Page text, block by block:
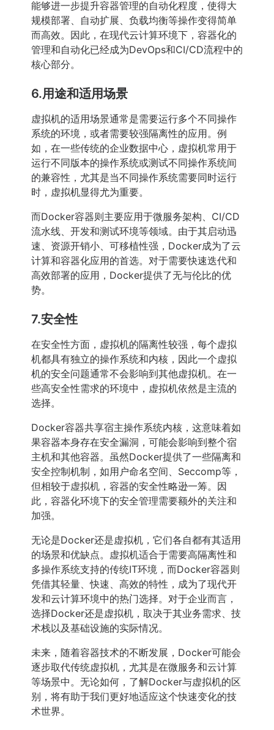
能够进一步提升容器管理的自动化程度，使得大
规模部署、自动扩展、负载均衡等操作变得简单
而高效。因此，在现代云计算环境下，容器化的
管理和自动化已经成为DevOps和CI/CD流程中的
核心部分。
6.用途和适用场景
虚拟机的适用场景通常是需要运行多个不同操作
系统的环境，或者需要较强隔离性的应用。例
如，在一些传统的企业数据中心，虚拟机常用于
运行不同版本的操作系统或测试不同操作系统间
的兼容性，尤其是当不同操作系统需要同时运行
时，虚拟机显得尤为重要。
而Docker容器则主要应用于微服务架构、CI/CD
流水线、开发和测试环境等领域。由于其启动迅
速、资源开销小、可移植性强，Docker成为了云
计算和容器化应用的首选。对于需要快速迭代和
高效部署的应用，Docker提供了无与伦比的优
势。
7.安全性
在安全性方面，虚拟机的隔离性较强，每个虚拟
机都具有独立的操作系统和内核，因此一个虚拟
机的安全问题通常不会影响到其他虚拟机。在一
些高安全性需求的环境中，虚拟机依然是主流的
选择。
Docker容器共享宿主操作系统内核，这意味着如
果容器本身存在安全漏洞，可能会影响到整个宿
主机和其他容器。虽然Docker提供了一些隔离和
安全控制机制，如用户命名空间、Seccomp等，
但相较于虚拟机，容器的安全性略逊一筹。因
此，容器化环境下的安全管理需要额外的关注和
加强。
无论是Docker还是虚拟机，它们各自都有其适用
的场景和优缺点。虚拟机适合于需要高隔离性和
多操作系统支持的传统IT环境，而Docker容器则
凭借其轻量、快速、高效的特性，成为了现代开
发和云计算环境中的热门选择。对于企业而言，
选择Docker还是虚拟机，取决于其业务需求、技
术栈以及基础设施的实际情况。
未来，随着容器技术的不断发展，Docker可能会
逐步取代传统虚拟机，尤其是在微服务和云计算
等场景中。无论如何，了解Docker与虚拟机的区
别，将有助于我们更好地适应这个快速变化的技
术世界。